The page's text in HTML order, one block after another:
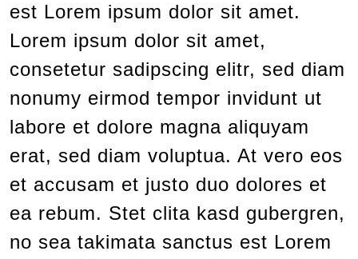
est Lorem ipsum dolor sit amet.
Lorem ipsum dolor sit amet,
consetetur sadipscing elitr, sed diam
nonumy eirmod tempor invidunt ut
labore et dolore magna aliquyam
erat, sed diam voluptua. At vero eos
et accusam et justo duo dolores et
ea rebum. Stet clita kasd gubergren,
no sea takimata sanctus est Lorem